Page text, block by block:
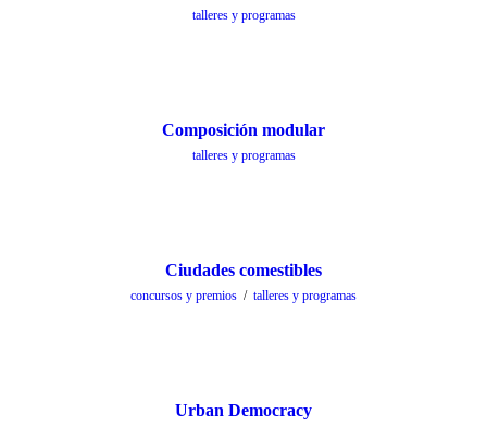
talleres y programas
Composición modular
talleres y programas
Ciudades comestibles
concursos y premios / talleres y programas
Urban Democracy